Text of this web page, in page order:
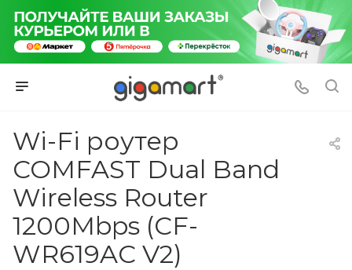
Wi-Fi роутер
COMFAST Dual Band
Wireless Router
1200Mbps (CF-
WR619AC V2)